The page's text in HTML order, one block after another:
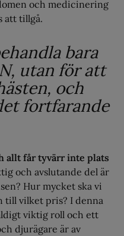
och medicinering
att tillgå.
bara
utan för att
och
fortfarande
allt får tyvärr inte plats
och avslutande del är
Hur mycket ska vi
till vilket pris? I denna
viktig roll och ett
djurägare är av